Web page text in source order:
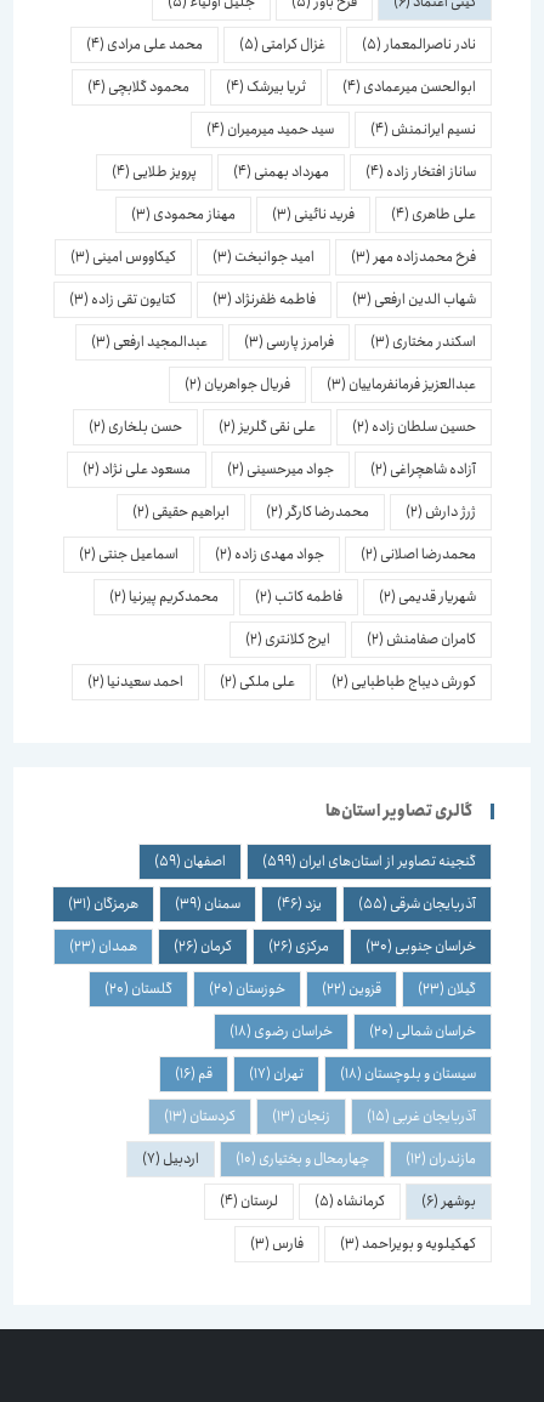
نادر ناصرالمعمار(5) غزال کرامتی(5) محمد علی مرادی(4)
ابوالحسن میرعمادی(4) ثریا بیرشک(4) محمود گلابچی(4)
نسیم ایرانمنش(4) سید حمید میرمیران(4)
ساناز افتخار زاده(4) مهرداد بهمنی(4) پرویز طلایی(4)
علی طاهری(4) فرید نائینی(3) مهناز محمودی(3)
فرخ محمدزاده مهر (3) امید جوانبخت(3) کیکاووس امینی(3)
شهاب الدین ارفعی(3) فاطمه ظفرنژاد(3) کتایون تقی زاده(3)
اسكندر مختاری(3) فرامرز پارسی(3) عبدالمجید ارفعی(3)
عبدالعزیز فرمانفرماییان(3) فریال جواهریان(2)
حسین سلطان زاده(2) علی نقی گلریز(2) حسن بلخاری(2)
آزاده شاهچراغی(2) جواد میرحسینی(2) مسعود علی نژاد (2)
ژرژ دارش(2) محمدرضا کارگر(2) ابراهیم حقیقی(2)
محمدرضا اصلانی(2) جواد مهدی زاده(2) اسماعیل جنتی(2)
شهریار قدیمی(2) فاطمه کاتب(2) محمدکریم پیرنیا(2)
کامران صفامنش(2) ایرج کلانتری(2)
کورش دیباج طباطبایی(2) علی ملکی(2) احمد سعیدنیا(2)
گالری تصاویر استان‌ها
گنجینه تصاویر از استان‌های ایران(599) اصفهان(59)
آذربایجان شرقی(55)
(46) سمنان(39) هرمزگان(31)
خراسان جنوبی(30) مرکزی(26) کرمان(26) همدان(23)
گیلان(23) قزوین(22) خوزستان(20) گلستان(20)
خراسان شمالی(20) خراسان رضوی(18)
سیستان و بلوچستان(18) تهران(17)
(16)
آذربایجان غربی(15) زنجان(13) کردستان(13)
مازندران(12) چهارمحال و بختیاری(10) اردبیل(7)
بوشهر(6) کرمانشاه(5) لرستان(4)
کهکیلویه و بویراحمد(3) فارس(3)